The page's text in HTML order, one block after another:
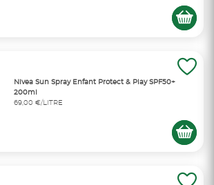
Nivea Sun Spray Enfant Protect & Play SPF50+
200ml
69,00 €/LITRE